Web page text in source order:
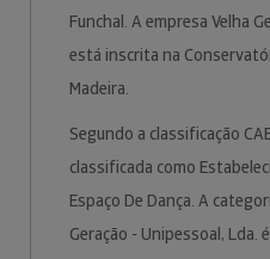
Funchal. A empresa Velha
está inscrita na
Madeira.
Segundo a classificação
classificada como
Espaço De Dança. A
Geração - Unipessoal, Lda.